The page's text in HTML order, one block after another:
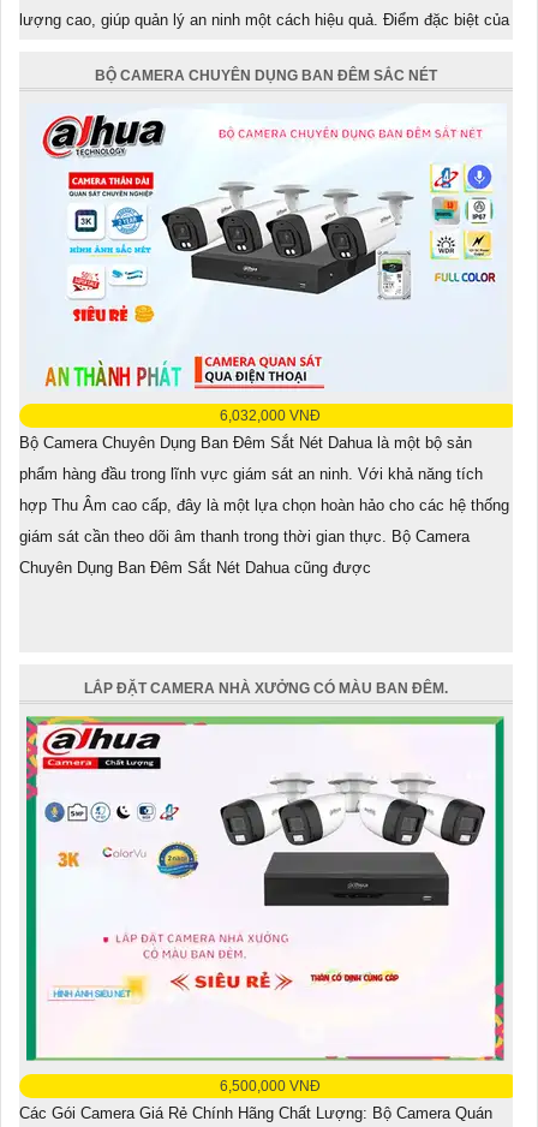
lượng cao, giúp quản lý an ninh một cách hiệu quả. Điểm đặc biệt của
BỘ CAMERA CHUYÊN DỤNG BAN ĐÊM SẮC NÉT
6,032,000 VNĐ
Bộ Camera Chuyên Dụng Ban Đêm Sắt Nét Dahua là một bộ sản
phẩm hàng đầu trong lĩnh vực giám sát an ninh. Với khả năng tích
hợp Thu Âm cao cấp, đây là một lựa chọn hoàn hảo cho các hệ thống
giám sát cần theo dõi âm thanh trong thời gian thực. Bộ Camera
Chuyên Dụng Ban Đêm Sắt Nét Dahua cũng được
LẮP ĐẶT CAMERA NHÀ XƯỞNG CÓ MÀU BAN ĐÊM.
6,500,000 VNĐ
Các Gói Camera Giá Rẻ Chính Hãng Chất Lượng: Bộ Camera Quán